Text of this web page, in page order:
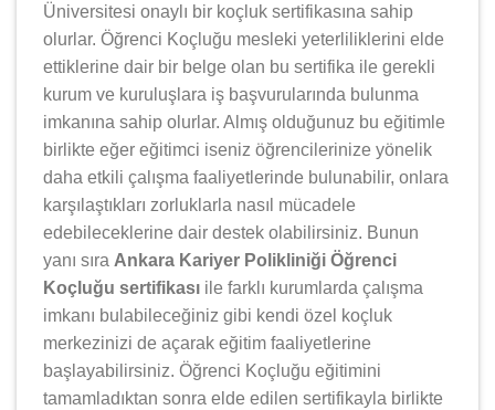
Üniversitesi onaylı bir koçluk sertifikasına sahip
olurlar. Öğrenci Koçluğu mesleki yeterliliklerini elde
ettiklerine dair bir belge olan bu sertifika ile gerekli
kurum ve kuruluşlara iş başvurularında bulunma
imkanına sahip olurlar. Almış olduğunuz bu eğitimle
birlikte eğer eğitimci iseniz öğrencilerinize yönelik
daha etkili çalışma faaliyetlerinde bulunabilir, onlara
karşılaştıkları zorluklarla nasıl mücadele
edebileceklerine dair destek olabilirsiniz. Bunun
yanı sıra Ankara Kariyer Polikliniği Öğrenci
Koçluğu sertifikası ile farklı kurumlarda çalışma
imkanı bulabileceğiniz gibi kendi özel koçluk
merkezinizi de açarak eğitim faaliyetlerine
başlayabilirsiniz. Öğrenci Koçluğu eğitimini
tamamladıktan sonra elde edilen sertifikayla birlikte